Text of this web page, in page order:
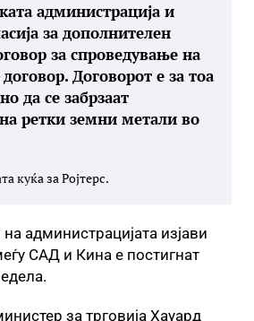
администрација и
за дополнителен
за спроведување на
Договорот е за тоа
да се забрзаат
ретки земни метали во
куќа за Ројтерс.
администрацијата изјави
САД и Кина е постигнат
за трговија Хауард